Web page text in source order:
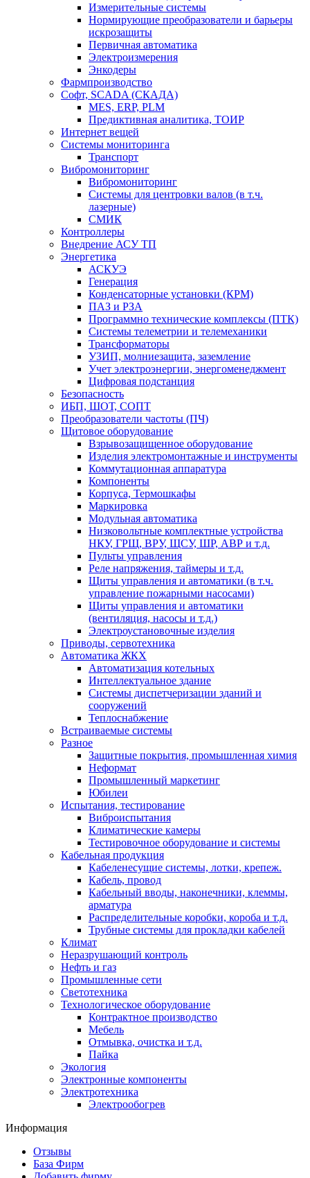
Измерительные системы
Нормирующие преобразователи и барьеры
искрозащиты
Первичная автоматика
Электроизмерения
Энкодеры
Фармпроизводство
Софт, SCADA (СКАДА)
MES, ERP, PLM
Предиктивная аналитика, ТОИР
Интернет вещей
Системы мониторинга
Транспорт
Вибромониторинг
Вибромониторинг
Системы для центровки валов (в т.ч.
лазерные)
СМИК
Контроллеры
Внедрение АСУ ТП
Энергетика
АСКУЭ
Генерация
Конденсаторные установки (КРМ)
ПАЗ и РЗА
Программно технические комплексы (ПТК)
Системы телеметрии и телемеханики
Трансформаторы
УЗИП, молниезащита, заземление
Учет электроэнергии, энергоменеджмент
Цифровая подстанция
Безопасность
ИБП, ШОТ, СОПТ
Преобразователи частоты (ПЧ)
Щитовое оборудование
Взрывозащищенное оборудование
Изделия электромонтажные и инструменты
Коммутационная аппаратура
Компоненты
Корпуса, Термошкафы
Маркировка
Модульная автоматика
Низковольтные комплектные устройства
НКУ, ГРЩ, ВРУ, ЩСУ, ШР, АВР и т.д.
Пульты управления
Реле напряжения, таймеры и т.д.
Щиты управления и автоматики (в т.ч.
управление пожарными насосами)
Щиты управления и автоматики
(вентиляция, насосы и т.д.)
Электроустановочные изделия
Приводы, сервотехника
Автоматика ЖКХ
Автоматизация котельных
Интеллектуальное здание
Системы диспетчеризации зданий и
сооружений
Теплоснабжение
Встраиваемые системы
Разное
Защитные покрытия, промышленная химия
Неформат
Промышленный маркетинг
Юбилеи
Испытания, тестирование
Виброиспытания
Климатические камеры
Тестировочное оборудование и системы
Кабельная продукция
Кабеленесущие системы, лотки, крепеж.
Кабель, провод
Кабельный вводы, наконечники, клеммы,
арматура
Распределительные коробки, короба и т.д.
Трубные системы для прокладки кабелей
Климат
Неразрушающий контроль
Нефть и газ
Промышленные сети
Светотехника
Технологическое оборудование
Контрактное производство
Мебель
Отмывка, очистка и т.д.
Пайка
Экология
Электронные компоненты
Электротехника
Электрообогрев
Информация
Отзывы
База Фирм